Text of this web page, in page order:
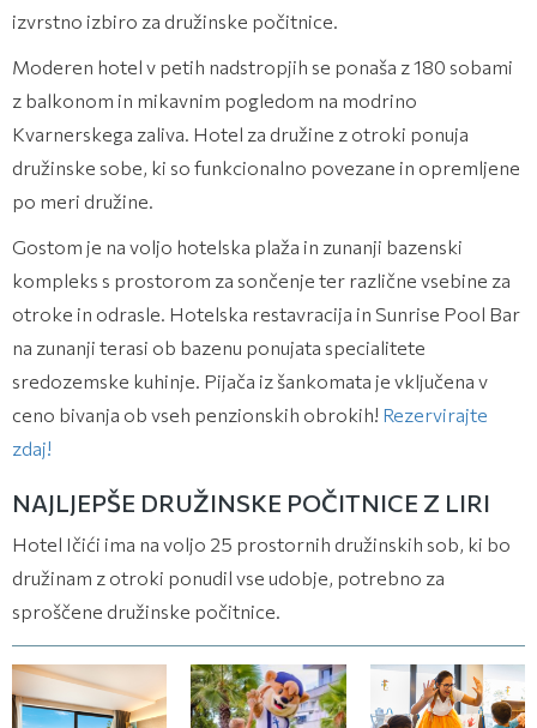
izvrstno izbiro za družinske počitnice.
Moderen hotel v petih nadstropjih se ponaša z 180 sobami
z balkonom in mikavnim pogledom na modrino
Kvarnerskega zaliva. Hotel za družine z otroki ponuja
družinske sobe, ki so funkcionalno povezane in opremljene
po meri družine.
Gostom je na voljo hotelska plaža in zunanji bazenski
kompleks s prostorom za sončenje ter različne vsebine za
otroke in odrasle. Hotelska restavracija in Sunrise Pool Bar
na zunanji terasi ob bazenu ponujata specialitete
sredozemske kuhinje. Pijača iz šankomata je vključena v
ceno bivanja ob vseh penzionskih obrokih! Rezervirajte
zdaj!
NAJLJEPŠE DRUŽINSKE POČITNICE Z LIRI
Hotel Ičići ima na voljo 25 prostornih družinskih sob, ki bo
družinam z otroki ponudil vse udobje, potrebno za
sproščene družinske počitnice.